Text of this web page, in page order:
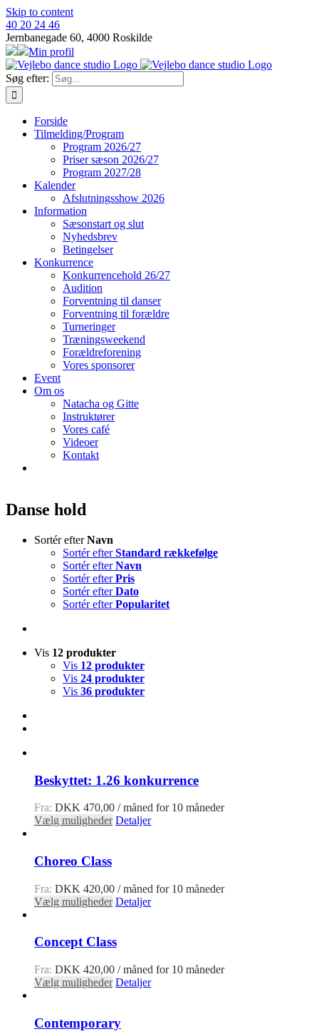
Skip to content
40 20 24 46
Jernbanegade 60, 4000 Roskilde
Min profil
Søg efter:
Forside
Tilmelding/Program
Program 2026/27
Priser sæson 2026/27
Program 2027/28
Kalender
Afslutningsshow 2026
Information
Sæsonstart og slut
Nyhedsbrev
Betingelser
Konkurrence
Konkurrencehold 26/27
Audition
Forventning til danser
Forventning til forældre
Turneringer
Træningsweekend
Forældreforening
Vores sponsorer
Event
Om os
Natacha og Gitte
Instruktører
Vores café
Videoer
Kontakt
Danse hold
Sortér efterNavn
Sortér efterStandard rækkefølge
Sortér efterNavn
Sortér efterPris
Sortér efterDato
Sortér efterPopularitet
Vis 12 produkter
Vis 12 produkter
Vis 24 produkter
Vis 36 produkter
Beskyttet: 1.26 konkurrence
Fra: DKK 470,00 / måned for 10 måneder
Vælg muligheder Detaljer
Choreo Class
Fra: DKK 420,00 / måned for 10 måneder
Vælg muligheder Detaljer
Concept Class
Fra: DKK 420,00 / måned for 10 måneder
Vælg muligheder Detaljer
Contemporary